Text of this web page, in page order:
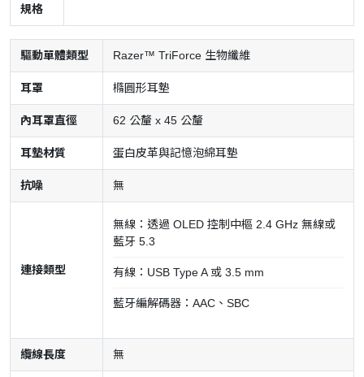
規格
驅動單體類型 Razer™ TriForce 生物纖維
耳罩 橢圓形耳墊
內耳罩直徑 62 公釐 x 45 公釐
耳墊材質 蛋白皮革與記憶泡綿耳墊
抗噪 無
連接類型
無線：透過 OLED 控制中樞 2.4 GHz 無線或
藍牙 5.3
有線：USB Type A 或 3.5 mm
藍牙編解碼器：AAC、SBC
纜線長度 無